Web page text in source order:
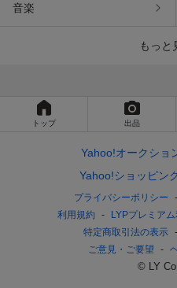
音楽
もっと
トップ 出品
Yahoo!オークショ
Yahoo!ショッピン
プライバシーポリシー
利用規約
LYPプレミア
特定商取引法の表示
ご意見・ご要望
© LY